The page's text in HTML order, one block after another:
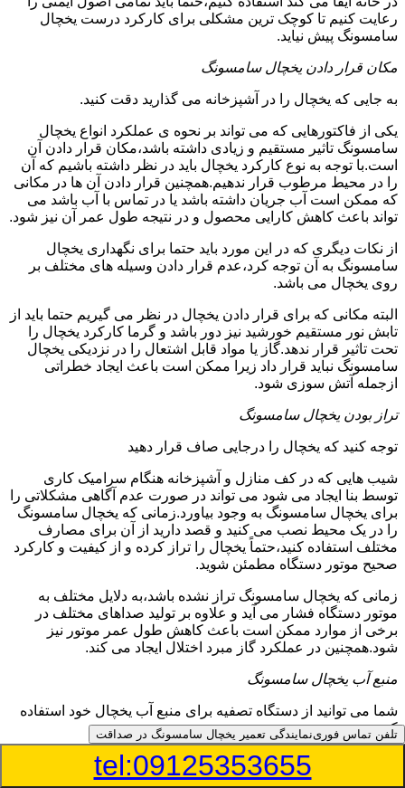
رعایت کنیم تا کوچک ترین مشکلی برای کارکرد درست یخچال
سامسونگ پیش نیاید.
مکان قرار دادن یخچال سامسونگ
به جایی که یخچال را در آشپزخانه می گذارید دقت کنید.
یکی از فاکتورهایی که می تواند بر نحوه ی عملکرد انواع یخچال
سامسونگ تاثیر مستقیم و زیادی داشته باشد،مکان قرار دادن آن
است.با توجه به نوع کارکرد یخچال باید در نظر داشته باشیم که آن
را در محیط مرطوب قرار ندهیم.همچنین قرار دادن آن ها در مکانی
که ممکن است آب جریان داشته باشد یا در تماس با آب باشد می
تواند باعث کاهش کارایی محصول و در نتیجه طول عمر آن نیز شود.
از نکات دیگری که در این مورد باید حتما برای نگهداری یخچال
سامسونگ به آن توجه کرد،عدم قرار دادن وسیله های مختلف بر
روی یخچال می باشد.
البته مکانی که برای قرار دادن یخچال در نظر می گیریم حتما باید از
تابش نور مستقیم خورشید نیز دور باشد و گرما کارکرد یخچال را
تحت تاثیر قرار ندهد.گاز یا مواد قابل اشتعال را در نزدیکی یخچال
سامسونگ نباید قرار داد زیرا ممکن است باعث ایجاد خطراتی
ازجمله آتش سوزی شود.
تراز بودن یخچال سامسونگ
توجه کنید که یخچال را درجایی صاف قرار دهید
شیب هایی که در کف منازل و آشپزخانه هنگام سرامیک کاری
توسط بنا ایجاد می شود می تواند در صورت عدم آگاهی مشکلاتی را
برای یخچال سامسونگ به وجود بیاورد.زمانی که یخچال سامسونگ
را در یک محیط نصب می کنید و قصد دارید از آن برای مصارف
مختلف استفاده کنید،حتماً یخچال را تراز کرده و از کیفیت و کارکرد
صحیح موتور دستگاه مطمئن شوید.
زمانی که یخچال سامسونگ تراز نشده باشد،به دلایل مختلف به
موتور دستگاه فشار می آید و علاوه بر تولید صداهای مختلف در
برخی از موارد ممکن است باعث کاهش طول عمر موتور نیز
شود.همچنین در عملکرد گاز مبرد اختلال ایجاد می کند.
منبع آب یخچال سامسونگ
شما می توانید از دستگاه تصفیه برای منبع آب یخچال خود استفاده
کنید
در دفترچه راهنمای یخچال سامسونگ قسمت ویژه ای به منبع آب
آن و راهنمایی لازم در زمینه نصب و استفاده از آن اختصاص داده
تلفن تماس فورینمایندگی تعمیر یخچال سامسونگ در صداقت
tel:09125353655